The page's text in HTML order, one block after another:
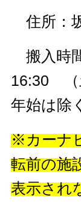
住所：
搬入時
16:30 （
年始は除
※カーナ
転前の施
表示され